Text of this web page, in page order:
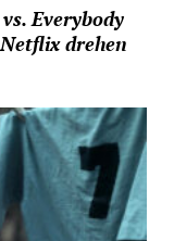
Everybody
drehen